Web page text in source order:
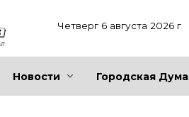
Четверг 6 августа 2026 г
Новости Городская Дума